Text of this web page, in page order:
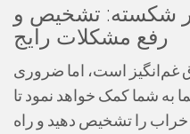
شکسته: تشخیص و
رفع مشکلات رایج
غم‌انگیز است، اما ضروری
به شما کمک خواهد نمود تا
خراب را تشخیص دهید و راه